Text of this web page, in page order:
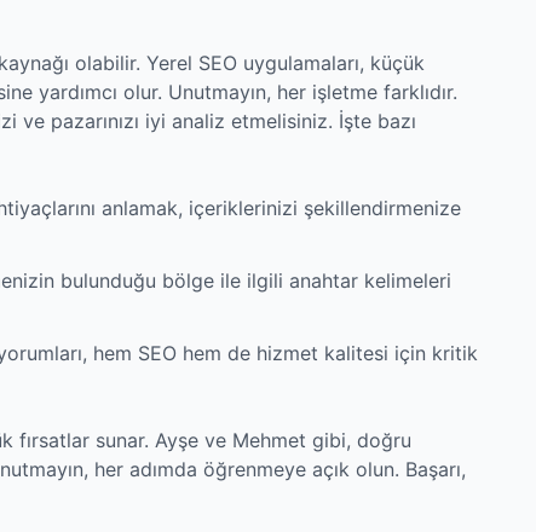
olabilir. Yerel SEO uygulamaları, küçük
yardımcı olur. Unutmayın, her işletme farklıdır.
pazarınızı iyi analiz etmelisiniz. İşte bazı
anlamak, içeriklerinizi şekillendirmenize
bulunduğu bölge ile ilgili anahtar kelimeleri
hem SEO hem de hizmet kalitesi için kritik
fırsatlar sunar. Ayşe ve Mehmet gibi, doğru
her adımda öğrenmeye açık olun. Başarı,